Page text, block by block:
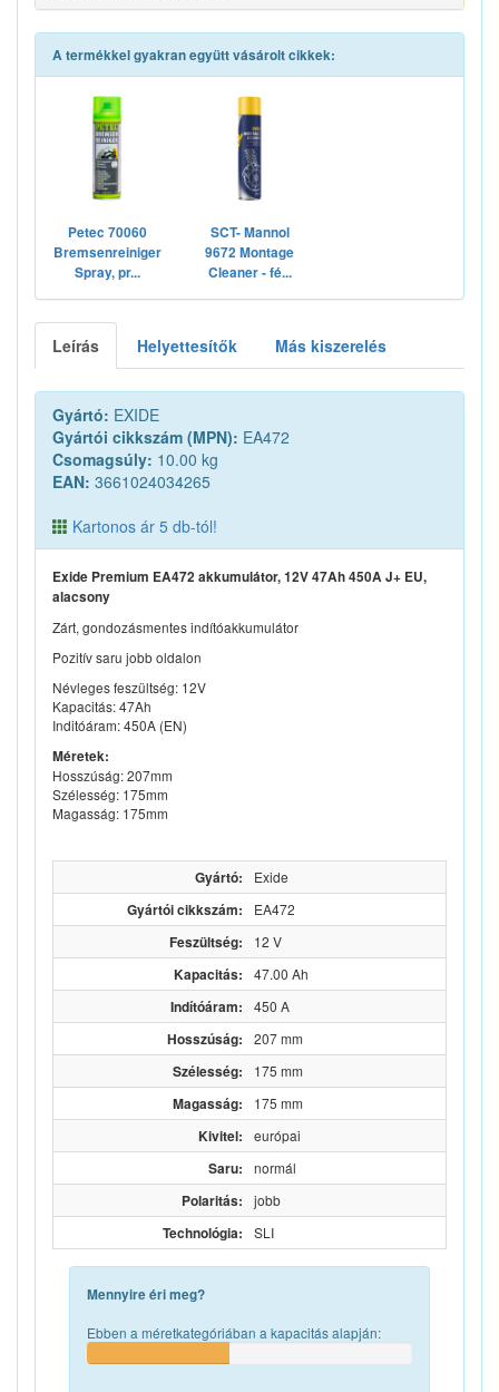
A termékkel gyakran együtt vásárolt cikkek:
Petec 70060
Bremsenreiniger
Spray, pr...
SCT- Mannol
9672 Montage
Cleaner - fé...
Leírás Helyettesítők Más kiszerelés
Gyártó: EXIDE
Gyártói cikkszám (MPN): EA472
Csomagsúly: 10.00 kg
EAN: 3661024034265
Kartonos ár 5 db-tól!
Exide Premium EA472 akkumulátor, 12V 47Ah 450A J+ EU,
alacsony
Zárt, gondozásmentes indítóakkumulátor
Pozitív saru jobb oldalon
Névleges feszültség: 12V
Kapacitás: 47Ah
Inditóáram: 450A (EN)
Méretek:
Hosszúság: 207mm
Szélesség: 175mm
Magasság: 175mm
Gyártó: Exide
Gyártói cikkszám: EA472
Feszültség: 12 V
Kapacitás: 47.00 Ah
Indítóáram: 450 A
Hosszúság: 207 mm
Szélesség: 175 mm
Magasság: 175 mm
Kivitel: európai
Saru: normál
Polaritás: jobb
Technológia: SLI
Mennyire éri meg?
Ebben a méretkategóriában a kapacitás alapján: